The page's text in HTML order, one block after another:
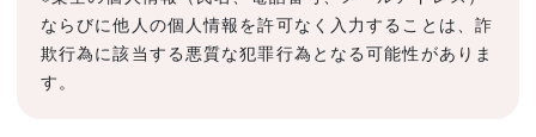
ならびに他人の個人情報を許可なく入力することは、詐
欺行為に該当する悪質な犯罪行為となる可能性がありま
す。